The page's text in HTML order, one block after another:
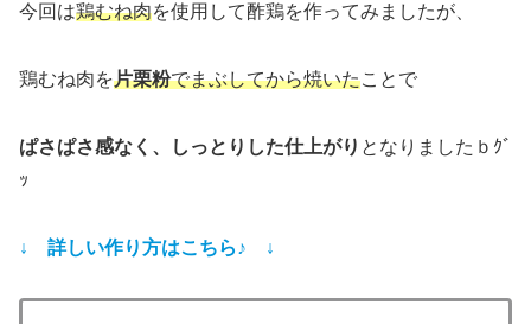
今回は鶏むね肉を使用して酢鶏を作ってみましたが、
鶏むね肉を片栗粉でまぶしてから焼いたことで
ぱさぱさ感なく、しっとりした仕上がり となりましたｂｸﾞ
ｯ
↓ 詳しい作り方はこちら♪ ↓